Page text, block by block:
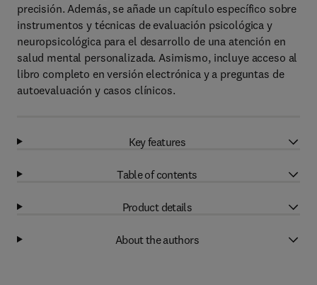
precisión. Además, se añade un capítulo específico sobre
instrumentos y técnicas de evaluación psicológica y
neuropsicológica para el desarrollo de una atención en
salud mental personalizada. Asimismo, incluye acceso al
libro completo en versión electrónica y a preguntas de
autoevaluación y casos clínicos.
Key features
Table of contents
Product details
About the authors